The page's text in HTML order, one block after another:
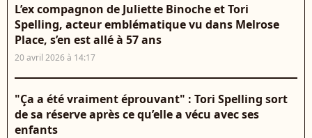
L’ex compagnon de Juliette Binoche et Tori
Spelling, acteur emblématique vu dans Melrose
Place, s’en est allé à 57 ans
20 avril 2026 à 14:17
"Ça a été vraiment éprouvant" : Tori Spelling sort
de sa réserve après ce qu’elle a vécu avec ses
enfants